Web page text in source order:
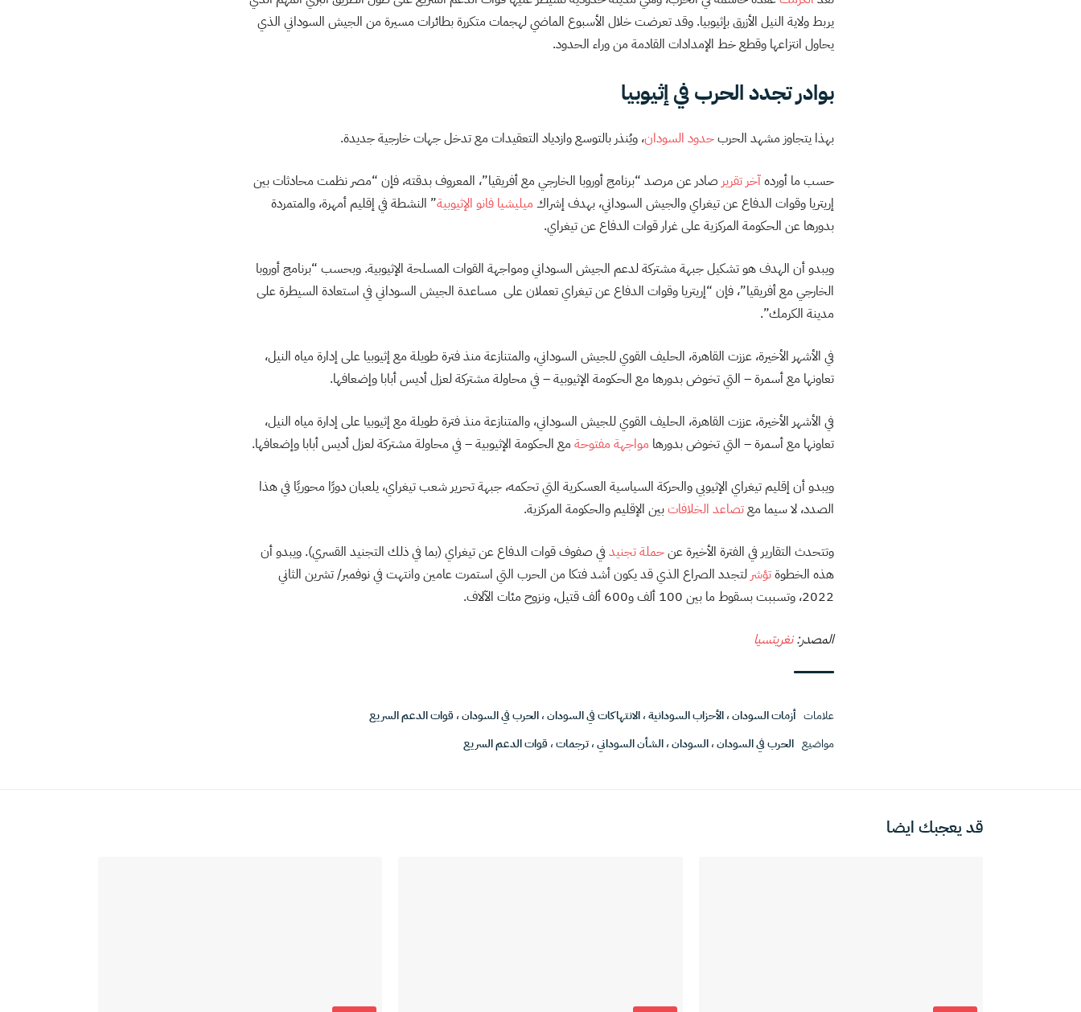
يربط ولاية النيل الأزرق بإثيوبيا. وقد تعرضت خلال الأسبوع الماضي لهجمات متكررة بطائرات مسيرة من الجيش السوداني الذي
يحاول انتزاعها وقطع خط الإمدادات القادمة من وراء الحدود.
بوادر تجدد الحرب في إثيوبيا
بهذا يتجاوز مشهد الحربحدود السودان، ويُنذر بالتوسع وازدياد التعقيدات مع تدخل جهات خارجية جديدة.
حسب ما أوردهآخر تقرير صادر عن مرصد “برنامج أوروبا الخارجي مع أفريقيا”، المعروف بدقته، فإن “مصر نظمت محادثات بين
إريتريا وقوات الدفاع عن تيغراي والجيش السوداني، بهدف إشراك ميليشيا فانو الإثيوبية” النشطة في إقليم أمهرة، والمتمردة
بدورها عن الحكومة المركزية على غرار قوات الدفاع عن تيغراي.
ويبدو أن الهدف هو تشكيل جبهة مشتركة لدعم الجيش السوداني ومواجهة القوات المسلحة الإثيوبية. وبحسب “برنامج أوروبا
الخارجي مع أفريقيا”، فإن “إريتريا وقوات الدفاع عن تيغراي تعملان على مساعدة الجيش السوداني في استعادة السيطرة على
مدينة الكرمك”.
في الأشهر الأخيرة، عززت القاهرة، الحليف القوي للجيش السوداني، والمتنازعة منذ فترة طويلة مع إثيوبيا على إدارة مياه النيل،
تعاونها مع أسمرة – التي تخوض بدورها مع الحكومة الإثيوبية – في محاولة مشتركة لعزل أديس أبابا وإضعافها.
في الأشهر الأخيرة، عززت القاهرة، الحليف القوي للجيش السوداني، والمتنازعة منذ فترة طويلة مع إثيوبيا على إدارة مياه النيل،
تعاونها مع أسمرة – التي تخوض بدورها مواجهة مفتوحة مع الحكومة الإثيوبية – في محاولة مشتركة لعزل أديس أبابا وإضعافها.
ويبدو أن إقليم تيغراي الإثيوبي والحركة السياسية العسكرية التي تحكمه، جبهة تحرير شعب تيغراي، يلعبان دورًا محوريًا في هذا
الصدد، لا سيما معتصاعد الخلافاتبين الإقليم والحكومة المركزية.
وتتحدث التقارير في الفترة الأخيرة عنحملة تجنيد في صفوف قوات الدفاع عن تيغراي (بما في ذلك التجنيد القسري). ويبدو أن
هذه الخطوةتؤشر لتجدد الصراع الذي قد يكون أشد فتكا من الحرب التي استمرت عامين وانتهت في نوفمبر/ تشرين الثاني
2022، وتسببت بسقوط ما بين 100 ألف و600 ألف قتيل، ونزوح مئات الآلاف.
المصدر:نغريتسيا
علامات أزمات السودان،الأحزاب السودانية،الانتهاكات في السودان،الحرب في السودان، قوات الدعم السريع
مواضيع الحرب في السودان،السودان،الشأن السوداني،ترجمات، قوات الدعم السريع
قد يعجبك ايضا